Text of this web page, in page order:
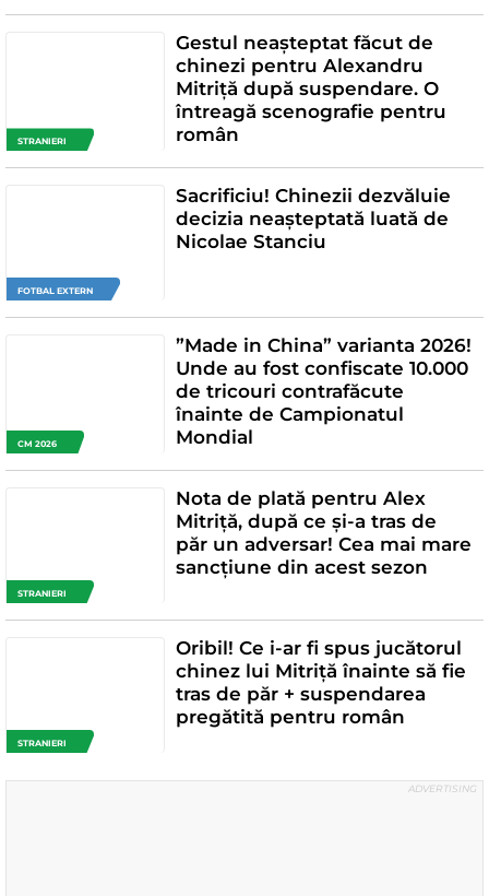
STRANIERI
Gestul neașteptat făcut de
chinezi pentru Alexandru
Mitriță după suspendare. O
întreagă scenografie pentru
român
FOTBAL EXTERN
Sacrificiu! Chinezii dezvăluie
decizia neașteptată luată de
Nicolae Stanciu
CM 2026
”Made in China” varianta 2026!
Unde au fost confiscate 10.000
de tricouri contrafăcute
înainte de Campionatul
Mondial
STRANIERI
Nota de plată pentru Alex
Mitriță, după ce și-a tras de
păr un adversar! Cea mai mare
sancțiune din acest sezon
STRANIERI
Oribil! Ce i-ar fi spus jucătorul
chinez lui Mitriță înainte să fie
tras de păr + suspendarea
pregătită pentru român